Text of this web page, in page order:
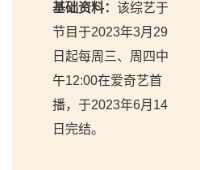
基础资料： 该综艺于
节目于2023年3月29
日起每周三、周四中
午12:00在爱奇艺首
播，于2023年6月14
日完结。